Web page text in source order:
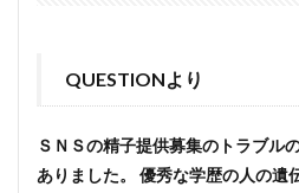
QUESTIONより
ＳＮＳの精子提供募集のトラブル
ありました。 優秀な学歴の人の遺